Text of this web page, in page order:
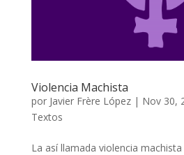
Violencia Machista
por Javier Frère López| Nov 30,
Textos
La así llamada violencia